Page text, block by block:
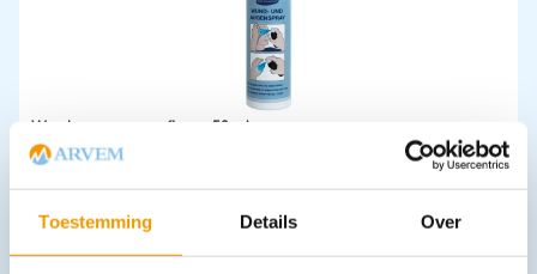
Toestemming Details Over
Wond- en oogspray flacon 50 ml
€11,74 incl. btw
In winkelwagen
Leverbaar